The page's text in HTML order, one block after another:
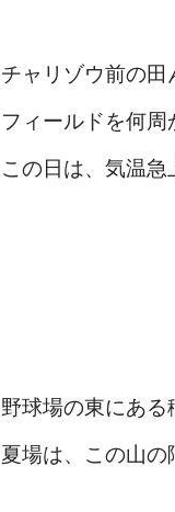
チャリゾウ前の
フィールドを何周
この日は、気温急
野球場の東にある
夏場は、この山の